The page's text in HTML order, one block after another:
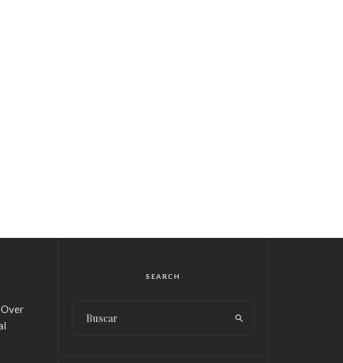
Over
SEARCH